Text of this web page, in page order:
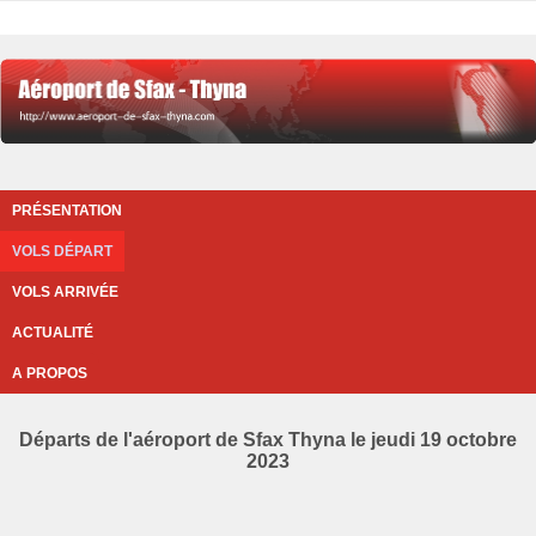
PRÉSENTATION
VOLS DÉPART
VOLS ARRIVÉE
ACTUALITÉ
A PROPOS
Départs de l'aéroport de Sfax Thyna le jeudi 19 octobre
2023